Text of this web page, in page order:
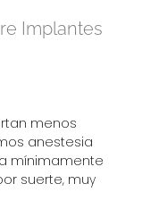
Implantes
menos
anestesia
mínimamente
suerte, muy